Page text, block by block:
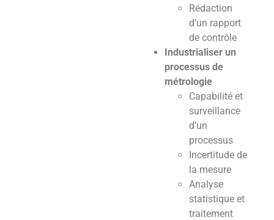
Rédaction
d’un rapport
de contrôle
Industrialiser un
processus de
métrologie
Capabilité et
surveillance
d’un
processus
Incertitude de
la mesure
Analyse
statistique et
traitement